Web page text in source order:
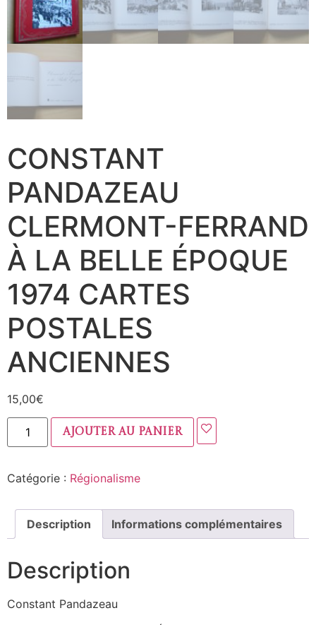
CONSTANT
PANDAZEAU
CLERMONT-FERRAND
À LA BELLE ÉPOQUE
1974 CARTES
POSTALES
ANCIENNES
15,00€
Ajouter au panier
Catégorie : Régionalisme
Description Informations complémentaires
Description
Constant Pandazeau